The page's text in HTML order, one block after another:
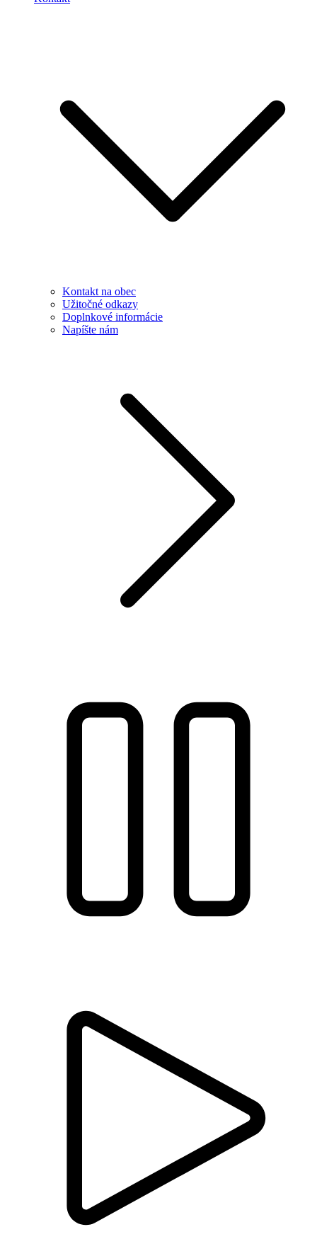
Kontakt na obec
Užitočné odkazy
Doplnkové informácie
Napíšte nám